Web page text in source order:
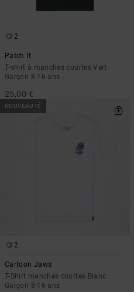
2
Patch It
T-shirt à manches courtes Vert
Garçon 8-16 ans
25,00 €
NOUVEAUTÉ
2
Cartoon Jaws
T-Shirt manches courtes Blanc
Garçon 8-16 ans